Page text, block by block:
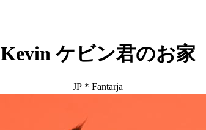
Kevin ケビン君のお家
JP＊Fantarja